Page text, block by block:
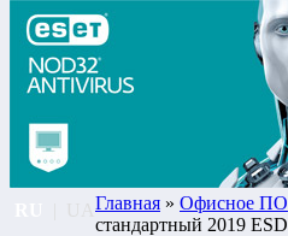
Главная » Офисное ПО
стандартный 2019 ESD